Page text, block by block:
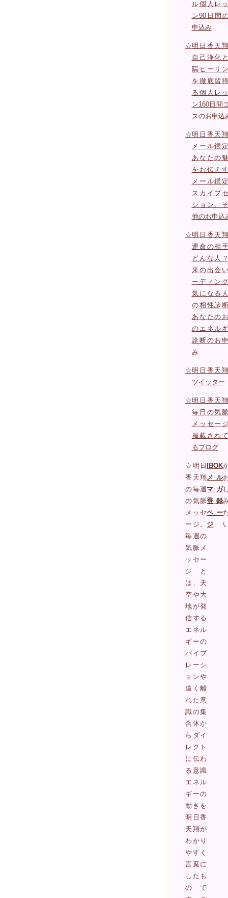
ル個人レ
ン90日間
申込み
☆明日香天
自己浄化
隔ヒーリ
を徹底習
る個人レ
ン160日間
スのお申込
☆明日香天
メール鑑
あなたの
をお伝え
メール鑑
スカイプ
ション、
他のお申込
☆明日香天
運命の相
どんな人
来の出会
ーディン
気になる
の相性診
あなたの
のエネル
診断のお
み
☆明日香天
ツイッター
☆明日香天
毎日の気
メッセー
掲載され
るブログ
☆明日
香天翔
の毎週
の気脈
メッセ
ージ。
毎週の
気脈メ
ッセー
ジと
は、天
空や大
地が発
信する
エネル
ギーの
バイブ
レーシ
ョンや
遠く離
れた意
識の集
合体か
らダイ
レクト
に伝わ
る意識
エネル
ギーの
動きを
明日香
天翔が
わかり
やすく
言葉に
したも
ので
IBOK
メル
マガ
登録
ペー
ジ